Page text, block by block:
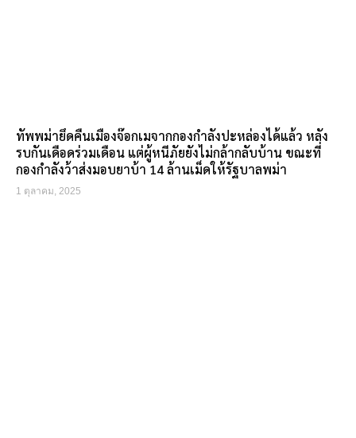
ทัพพม่ายึดคืนเมืองจ๊อกเมจากกองกำลังปะหล่องได้แล้ว หลัง
รบกันเดือดร่วมเดือน แต่ผู้หนีภัยยังไม่กล้ากลับบ้าน ขณะที่
กองกำลังว้าส่งมอบยาบ้า 14 ล้านเม็ดให้รัฐบาลพม่า
1 ตุลาคม, 2025